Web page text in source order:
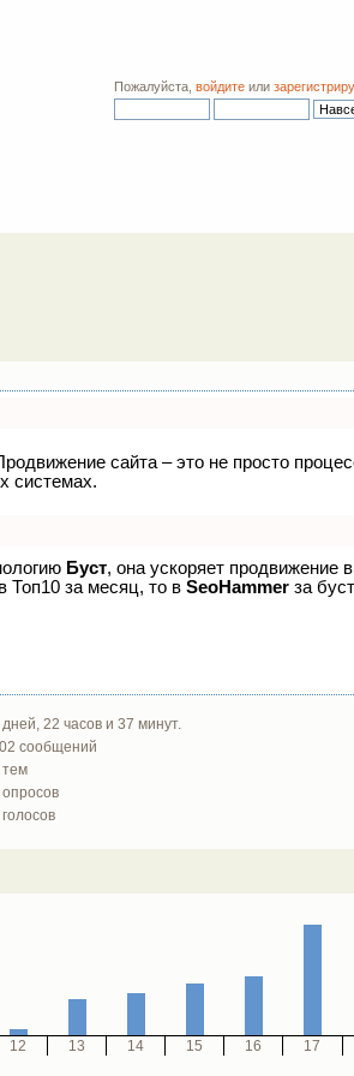
Пожалуйста,войдите или
сайта – это не просто
системах.
Буст, она ускоряет продвижение
Топ10 за месяц, то в SeoHammerза
22 часов и 37 минут.
сообщений
тем
опросов
12 13 14 15 16 17